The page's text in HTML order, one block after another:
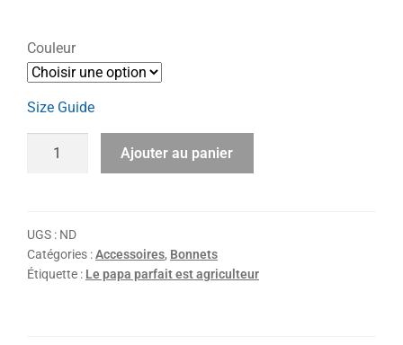
Couleur
Size Guide
Ajouter au panier
UGS : ND
Catégories :Accessoires, Bonnets
Étiquette : Le papa parfait est agriculteur